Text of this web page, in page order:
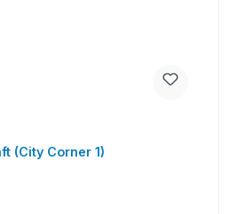
(City Corner 1)